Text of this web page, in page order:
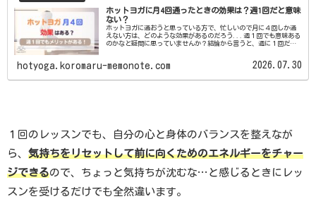
ホットヨガに月4回通ったときの効果は？週1回だと意味
ない？
ホットヨガに通おうと思っている方で、忙しいので月に４回しか通
えない方は、どのような効果があるのだろう...週１回でも意味ある
のかなと疑問に思っていませんか？結論から言うと、週に１回だけ
hotyoga.koromaru-memonote.com 2026.07.30
１回のレッスンでも、自分の心と身体のバランスを整えなが
ら、 気持ちをリセットして前に向くためのエネルギーをチャー
ジできるので、ちょっと気持ちが沈むな…と感じるときにレッ
スンを受けるだけでも全然違います。